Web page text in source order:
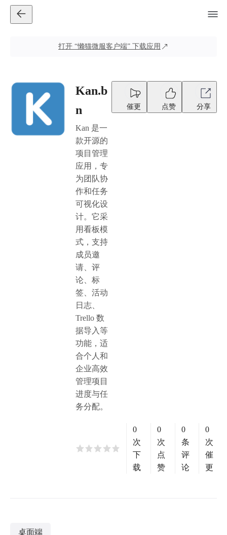
打开 “懒猫微服客户端” 下载应用
Kan.b
n
Kan 是一
款开源的
项目管理
应用，专
为团队协
作和任务
可视化设
计。它采
用看板模
式，支持
成员邀
请、评
论、标
签、活动
日志、
Trello 数
据导入等
功能，适
合个人和
企业高效
管理项目
进度与任
务分配。
催更 点赞 分享
0
次
下
载
0
次
点
赞
0
条
评
论
0
次
催
更
桌面端